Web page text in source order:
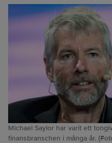
Michael Saylor har varit ett
finansbranschen i många år.